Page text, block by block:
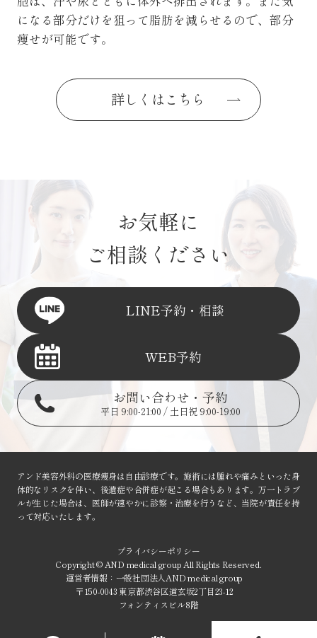
になる部分だけを狙って脂肪を減らせるので、部分
痩せが可能です。
詳しくはこちら
お気軽に
ご相談ください
LINE予約・相談
WEB予約
お問い合わせ・予約
平日 9:00-21:00 / 土日祝 9:00-19:00
アンド美容外科の医療痩身は自由診療です。施術には腫れや痛みといった身
体的なリスクを伴い、後遺症や合併症が起こる場合もあります。万一トラブ
ルが生じた場合は、医師が速やかに診察・治療を行うなど、当院が責任を持
って対応いたします。
プライバシーポリシー
Copyright © AND medical group All Rights Reserved.
運営者情報：一般社団法人AND medical group
〒150-0043 東京都渋谷区道玄坂2丁目23-12
フォンティスビル8階